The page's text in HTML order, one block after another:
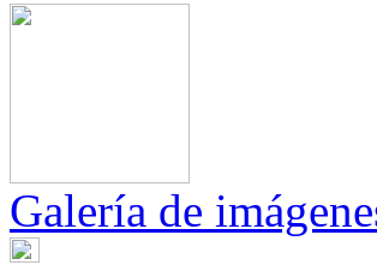
Galería de